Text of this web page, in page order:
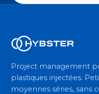
Project management
plastiques injectées.
moyennes séries, sans